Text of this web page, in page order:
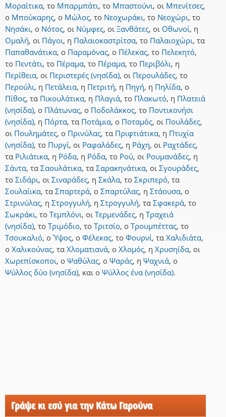
Μοραΐτικα, το Μπαρμπάτι, το Μπαστούνι, οι Μπενίτσες,
ο Μπούκαρης, ο Μώλος, το Νεοχωράκι, το Νεοχώρι, το
Νησάκι, ο Νότος, οι Νύμφες, οι Ξανθάτες, οι Οθωνοί, η
Ομαλή, οι Πάγοι, η Παλαιοκαστρίτσα, το Παλαιοχώρι, τα
Παπαθανάτικα, ο Παραμόνας, ο Πέλεκας, το Πελεκητό,
το Πεντάτι, το Πέραμα, το Πέραμα, το Περιβόλι, η
Περίθεια, οι Περιστερές (νησίδα), οι Περουλάδες, το
Περούλι, η Πετάλεια, η Πετριτή, η Πηγή, η Πηλίδα, ο
Πίθος, τα Πικουλάτικα, η Πλαγιά, το Πλακωτό, η Πλατειά
(νησίδα), ο Πλάτωνας, ο Ποδολάκκος, το Ποντικονήσι
(νησίδα), η Πόρτα, τα Ποτάμια, ο Ποταμός, οι Πουλάδες,
οι Πουλημάτες, ο Πρινύλας, τα Πριφτιάτικα, η Πτυχία
(νησίδα), το Πυργί, οι Ραφαλάδες, η Ράχη, οι Ραχτάδες,
τα Ριλιάτικα, η Ρόδα, η Ρόδα, το Ρού, οι Ρουμανάδες, η
Σάντα, τα Σαουλάτικα, τα Σαρακηνάτικα, οι Σγουράδες,
το Σιδάρι, οι Σιναράδες, η Σκάλα, το Σκριπερό, τα
Σουλαίικα, τα Σπαρτερά, ο Σπαρτύλας, η Στάουσα, ο
Στρινύλας, η Στρογγυλή, η Στρογγυλή, τα Σφακερά, το
Σωκράκι, το Τεμπλόνι, οι Τερμενάδες, η Τραχειά
(νησίδα), το Τριμόδιο, το Τριτσίο, ο Τρουμπέττας, το
Τσουκαλιό, ο Ύψος, ο Φέλεκας, το Φουρνί, τα Χαλιδιάτα,
ο Χαλικούνας, τα Χλοματιανά, ο Χλομός, η Χρυσηίδα, οι
Χωρεπίσκοποι, ο Ψαθύλας, ο Ψαράς, η Ψαχνιά, ο
Ψύλλος δύο (νησίδα), και ο Ψύλλος ένα (νησίδα).
Γράψε κι εσύ για την Κάτω Γαρούνα